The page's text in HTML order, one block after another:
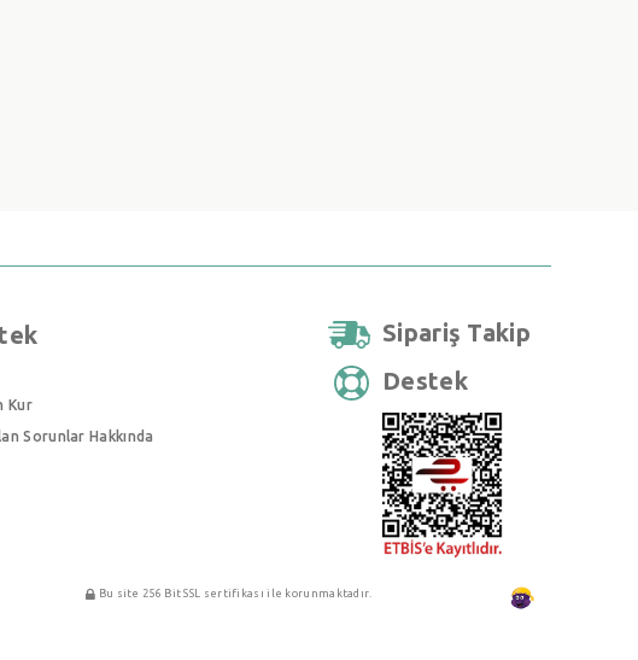
Kur
Sorunlar Hakkında
Sipariş Takip
Destek
Bu site 256 Bit SSL sertifikası ile korunmaktadır.